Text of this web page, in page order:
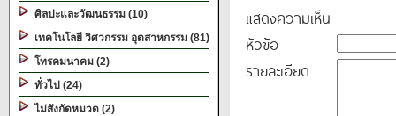
ศิลปะและวัฒนธรรม (10)
เทคโนโลยี วิศวกรรม อุตสาหกรรม (81)
โทรคมนาคม (2)
ทั่วไป (24)
ไม่สังกัดหมวด (2)
แสดงความเห็น
หัวข้อ
รายละเอียด